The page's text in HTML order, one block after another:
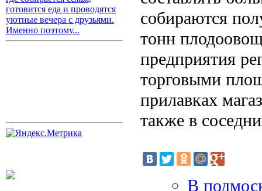
готовится еда и проводятся
уютные вечера с друзьями.
Именно поэтому...
собираются
тонн
предприятия
торговыми
прилавках
также в
В